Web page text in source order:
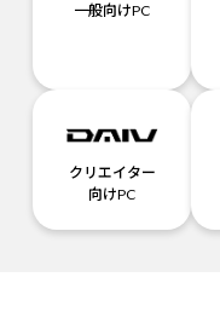
一般向けPC
クリエイター
向けPC